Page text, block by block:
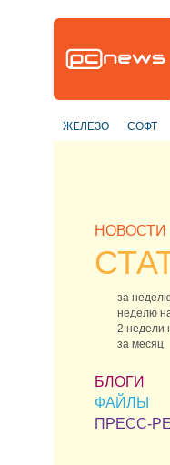
ЖЕЛЕЗО СОФТ
НОВОСТИ
за
неделю
2 недели
за месяц
БЛОГИ
ФАЙЛЫ
ПРЕСС-